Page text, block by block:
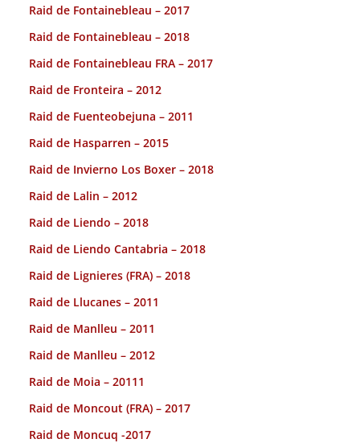
Raid de Fontainebleau – 2017
Raid de Fontainebleau – 2018
Raid de Fontainebleau FRA – 2017
Raid de Fronteira – 2012
Raid de Fuenteobejuna – 2011
Raid de Hasparren – 2015
Raid de Invierno Los Boxer – 2018
Raid de Lalin – 2012
Raid de Liendo – 2018
Raid de Liendo Cantabria – 2018
Raid de Lignieres (FRA) – 2018
Raid de Llucanes – 2011
Raid de Manlleu – 2011
Raid de Manlleu – 2012
Raid de Moia – 20111
Raid de Moncout (FRA) – 2017
Raid de Moncuq -2017